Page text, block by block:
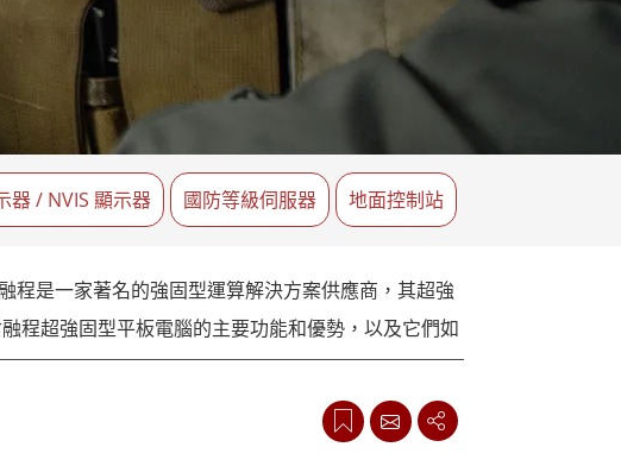
船舶等級顯示器
船舶等級嵌入式電腦
More
腦
腦
電腦
不鏽鋼等級
不鏽鋼工業顯示器
器 / NVIS 顯示器 國防等級伺服器 地面控制站
程是一家著名的強固型運算解決方案供應商，其超強
程超強固型平板電腦的主要功能和優勢，以及它們如